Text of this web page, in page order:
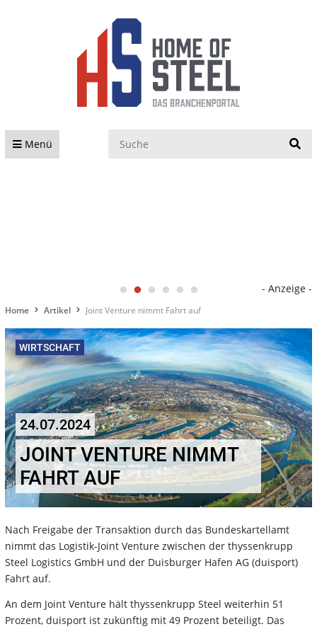
Menü
- Anzeige -
Home Artikel Joint Venture nimmt Fahrt auf
WIRTSCHAFT
24.07.2024
JOINT VENTURE NIMMT
FAHRT AUF
Nach Freigabe der Transaktion durch das Bundeskartellamt
nimmt das Logistik-Joint Venture zwischen der thyssenkrupp
Steel Logistics GmbH und der Duisburger Hafen AG (duisport)
Fahrt auf.
An dem Joint Venture hält thyssenkrupp Steel weiterhin 51
Prozent, duisport ist zukünftig mit 49 Prozent beteiligt. Das